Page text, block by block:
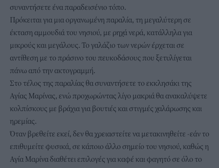
συναντήσετε ένα παραδεισένιο τόπο.
Πρόκειται για μια οργανωμένη παραλία, τη μεγαλύτερη σε
έκταση αμμουδιά του νησιού, με ρηχά νερά, κατάλληλα για
μικρούς και μεγάλους. Το γαλάζιο των νερών έρχεται σε
αντίθεση με το πράσινο του πευκοδάσους που ξετυλίγεται
πάνω από την ακτογραμμή.
Στο τέλος της παραλίας θα συναντήσετε το εκκλησάκι της
Αγίας Μαρίνας, ενώ προχωρώντας λίγο μακριά θα ανακαλύψετε
κολπίσκους με βράχια για βουτιές και στιγμές χαλάρωσης και
ηρεμίας.
Όταν βρεθείτε εκεί, δεν θα χρειαστείτε να μετακινηθείτε -εάν το
επιθυμείτε φυσικά, σε κάποιο άλλο σημείο του νησιού, καθώς η
Αγία Μαρίνα διαθέτει επιλογές για καφέ και φαγητό σε όλο το